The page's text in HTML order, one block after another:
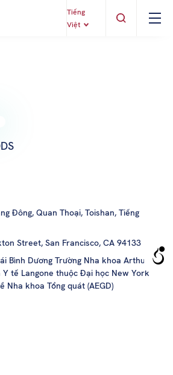
Tiếng
Việt
Đông, Quan Thoại, Toishan, Tiếng
Street, San Francisco, CA 94133
Bình Dương Trường Nha khoa Arthur
Y tế Langone thuộc Đại học New York
Nha khoa Tổng quát (AEGD)